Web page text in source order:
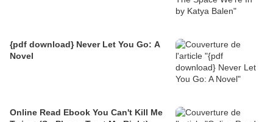
{pdf download} Never Let You Go: A
Novel
Online Read Ebook You Can't Kill Me